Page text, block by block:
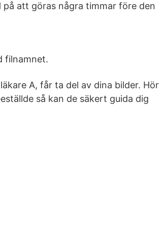
att göras några timmar före den
filnamnet.
A, får ta del av dina bilder. Hör
så kan de säkert guida dig